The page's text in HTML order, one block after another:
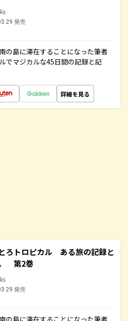
発売
の島に滞在することになった筆者
でマジカルな45日間の記録と記
詳細を見る
ろトロピカル ある旅の記録と
第2巻
発売
の島に滞在することになった筆者